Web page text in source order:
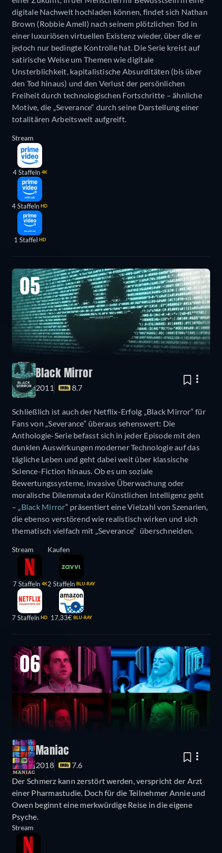
digitale Nachwelt hochladen können, findet sich Nathan
Brown (Robbie Amell) nach seinem plötzlichen Tod in
einer luxuriösen virtuellen Existenz wieder, über die er
jedoch nur bedingte Kontrolle hat. Die Serie kreist auf
satirische Weise um Themen wie digitale
Unsterblichkeit, kapitalistische Absurditäten (bis über
den Tod hinaus) und den Verlust der persönlichen
Freiheit durch technologischen Fortschritte – ähnliche
Motive, die „Severance“ durch seine Darstellung einer
totalitären Arbeitswelt aufgreift.
Stream
4 Staffeln 4K
4 Staffeln HD
1 Staffel HD
05
Black Mirror
2011 8.7
Schließlich ist auch der Netflix-Erfolg „Black Mirror“ für
Fans von „Severance“ überaus sehenswert: Die
Anthologie-Serie befasst sich in jeder Episode mit den
dunklen Auswirkungen moderner Technologie auf das
tägliche Leben und geht dabei weit über klassische
Science-Fiction hinaus. Ob es um soziale
Bewertungssysteme, invasive Überwachung oder
moralische Dilemmata der Künstlichen Intelligenz geht
– „ Black Mirror“ präsentiert eine Vielzahl von Szenarien,
die ebenso verstörend wie realistisch wirken und sich
thematisch vielfach mit „Severance“ überschneiden.
Stream
7 Staffeln 4K
7 Staffeln HD
Kaufen
2 Staffeln BLU-RAY
17,33€ BLU-RAY
06
Maniac
2018
7.6
Der Schmerz kann zerstört werden, verspricht der Arzt
einer Pharmastudie. Doch für die Teilnehmer Annie und
Owen beginnt eine merkwürdige Reise in die eigene
Psyche.
Stream